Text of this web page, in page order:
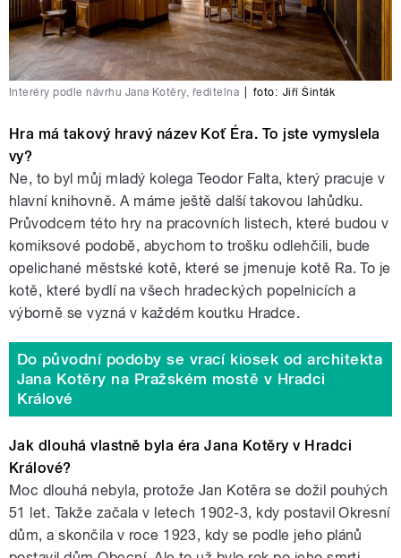
Interéry podle návrhu Jana Kotěry, ředitelna foto: Jiří Šinták
Hra má takový hravý název Koť Éra. To jste vymyslela
vy?
Ne, to byl můj mladý kolega Teodor Falta, který pracuje v
hlavní knihovně. A máme ještě další takovou lahůdku.
Průvodcem této hry na pracovních listech, které budou v
komiksové podobě, abychom to trošku odlehčili, bude
opelichané městské kotě, které se jmenuje kotě Ra. To je
kotě, které bydlí na všech hradeckých popelnicích a
výborně se vyzná v každém koutku Hradce.
Do původní podoby se vrací kiosek od architekta
Jana Kotěry na Pražském mostě v Hradci
Králové
Jak dlouhá vlastně byla éra Jana Kotěry v Hradci
Králové?
Moc dlouhá nebyla, protože Jan Kotěra se dožil pouhých
51 let. Takže začala v letech 1902-3, kdy postavil Okresní
dům, a skončila v roce 1923, kdy se podle jeho plánů